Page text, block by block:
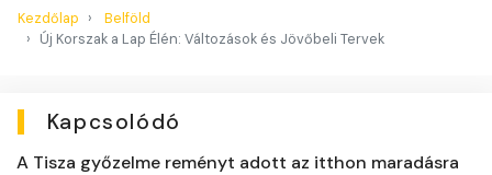
Kezdőlap
Belföld
Új Korszak a Lap Élén: Változások és Jövőbeli Tervek
Kapcsolódó
A Tisza győzelme reményt adott az itthon maradásra